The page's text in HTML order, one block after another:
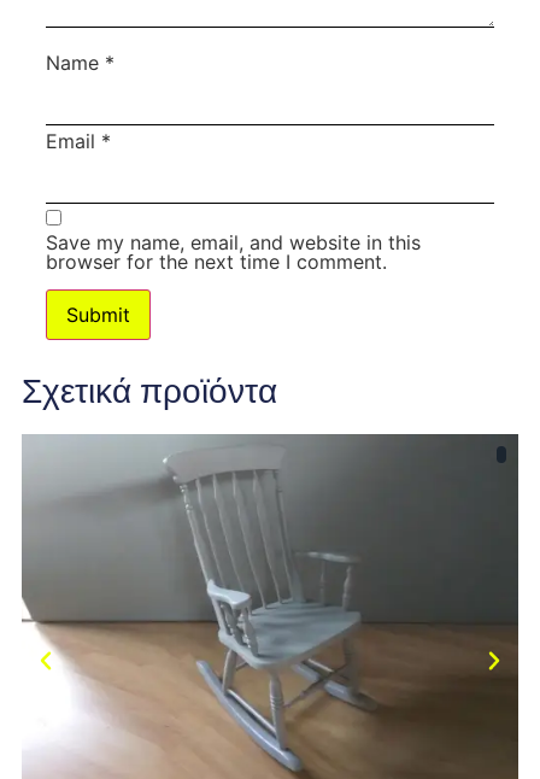
Name *
Email *
Save my name, email, and website in this
browser for the next time I comment.
Σχετικά προϊόντα